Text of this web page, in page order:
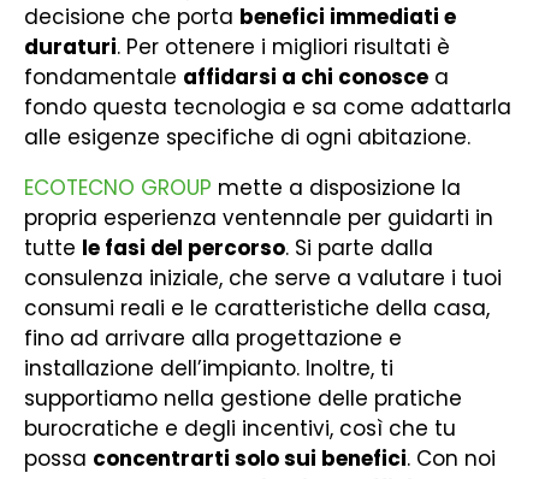
decisione che porta benefici immediati e
duraturi. Per ottenere i migliori risultati è
fondamentale affidarsi a chi conosce a
fondo questa tecnologia e sa come adattarla
alle esigenze specifiche di ogni abitazione.
ECOTECNO GROUP mette a disposizione la
propria esperienza ventennale per guidarti in
tutte le fasi del percorso. Si parte dalla
consulenza iniziale, che serve a valutare i tuoi
consumi reali e le caratteristiche della casa,
fino ad arrivare alla progettazione e
installazione dell’impianto. Inoltre, ti
supportiamo nella gestione delle pratiche
burocratiche e degli incentivi, così che tu
possa concentrarti solo sui benefici. Con noi